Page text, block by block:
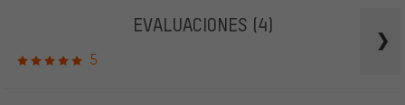
EVALUACIONES (4)
5